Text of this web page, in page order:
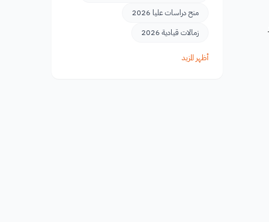
منح دراسات عليا 2026
زمالات قيادية 2026
أظهر المزيد